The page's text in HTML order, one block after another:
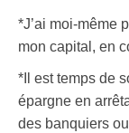
*J’ai moi-même
mon capital, en
*Il est temps de
épargne en
des banquiers